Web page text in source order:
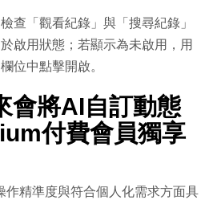
查「觀看紀錄」與「搜尋紀錄」
啟用狀態；若顯示為未啟用，用
位中點擊開啟。
會將AI自訂動態
付費會員獨享
作精準度與符合個人化需求方面具